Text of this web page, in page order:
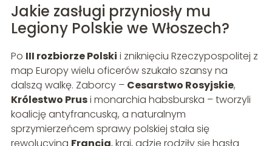
Jakie zasługi przyniosły mu
Legiony Polskie we Włoszech?
Po III rozbiorze Polski i zniknięciu Rzeczypospolitej z
map Europy wielu oficerów szukało szansy na
dalszą walkę. Zaborcy – Cesarstwo Rosyjskie,
Królestwo Prusi monarchia habsburska – tworzyli
koalicję antyfrancuską, a naturalnym
sprzymierzeńcem sprawy polskiej stała się
rewolucyjna Francja, kraj, gdzie rodziły się hasła